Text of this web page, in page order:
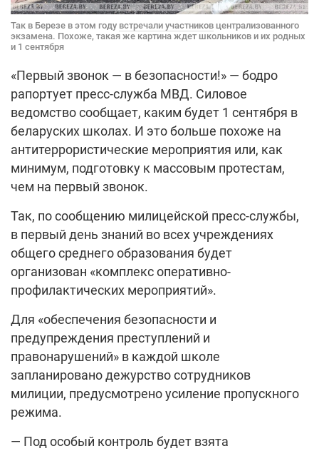
Так в Березе в этом году встречали участников централизованного
экзамена. Похоже, такая же картина ждет школьников и их родных
и 1 сентября
«Первый звонок — в безопасности!» — бодро
рапортует пресс-служба МВД. Силовое
ведомство сообщает, каким будет 1 сентября в
беларуских школах. И это больше похоже на
антитеррористические мероприятия или, как
минимум, подготовку к массовым протестам,
чем на первый звонок.
Так, по сообщению милицейской пресс-службы,
в первый день знаний во всех учреждениях
общего среднего образования будет
организован «комплекс оперативно-
профилактических мероприятий».
Для «обеспечения безопасности и
предупреждения преступлений и
правонарушений» в каждой школе
запланировано дежурство сотрудников
милиции, предусмотрено усиление пропускного
режима.
— Под особый контроль будет взята